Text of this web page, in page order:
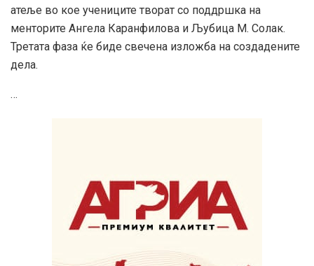
атеље во кое учениците творат со поддршка на
менторите Ангела Каранфилова и Љубица М. Солак.
Третата фаза ќе биде свечена изложба на создадените
дела.
…